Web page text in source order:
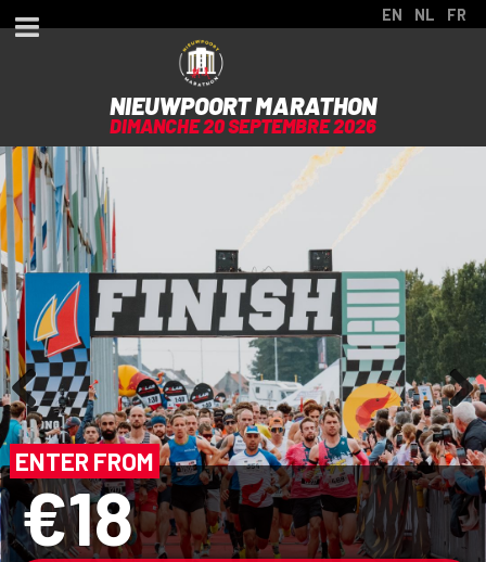
EN NL FR
NIEUWPOORT MARATHON
DIMANCHE 20 SEPTEMBRE 2026
Previous Next
ENTER FROM
€18